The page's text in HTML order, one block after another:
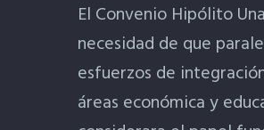
El Convenio Hipólito
necesidad de que
esfuerzos de
áreas económica y